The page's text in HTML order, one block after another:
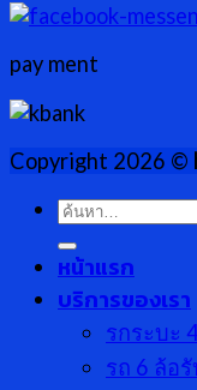
pay ment
Copyright 2026 ©
ค้นหา:
หน้าแรก
บริการของเรา
รกระบะ
รถ 6 ล้อ